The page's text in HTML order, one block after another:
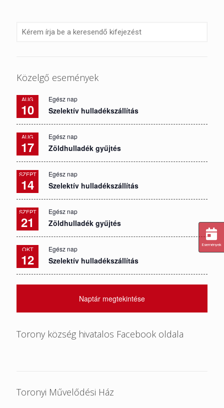
Közelgő események
AUG
10
Egész nap
Szelektív hulladékszállítás
AUG
17
Egész nap
Zöldhulladék gyűjtés
SZEPT
14
Egész nap
Szelektív hulladékszállítás
SZEPT
21
Egész nap
Zöldhulladék gyűjtés
OKT
12
Egész nap
Szelektív hulladékszállítás
Naptár megtekintése
Torony község hivatalos Facebook oldala
Toronyi Művelődési Ház
Események